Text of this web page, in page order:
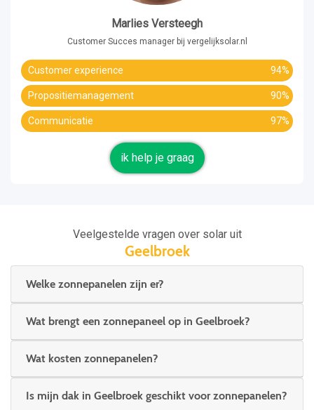
Marlies Versteegh
Customer Succes manager bij vergelijksolar.nl
Customer experience 94%
Propositiemanagement 90%
Communicatie 97%
ik help je graag
Veelgestelde vragen over solar uit
Geelbroek
Welke zonnepanelen zijn er?
Wat brengt een zonnepaneel op in Geelbroek?
Wat kosten zonnepanelen?
Is mijn dak in Geelbroek geschikt voor zonnepanelen?